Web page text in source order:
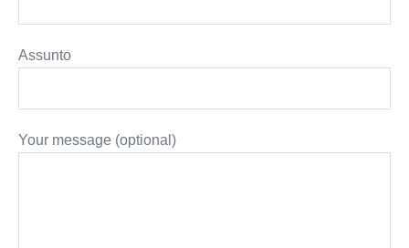
Assunto
Your message (optional)